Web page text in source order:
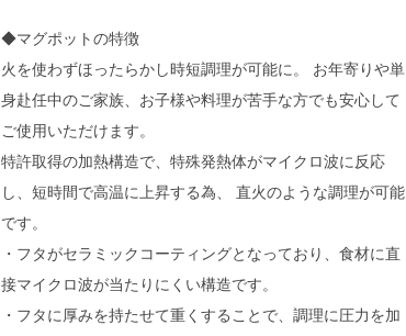
◆マグポットの特徴
火を使わずほったらかし時短調理が可能に。 お年寄りや単
身赴任中のご家族、お子様や料理が苦手な方でも安心して
ご使用いただけます。
特許取得の加熱構造で、特殊発熱体がマイクロ波に反応
し、短時間で高温に上昇する為、 直火のような調理が可能
です。
・フタがセラミックコーティングとなっており、食材に直
接マイクロ波が当たりにくい構造です。
・フタに厚みを持たせて重くすることで、調理に圧力を加